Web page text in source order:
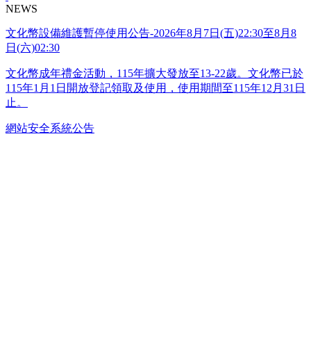
NEWS
文化幣設備維護暫停使用公告-2026年8月7日(五)22:30至8月8
日(六)02:30
文化幣成年禮金活動，115年擴大發放至13-22歲。文化幣已於
115年1月1日開放登記領取及使用，使用期間至115年12月31日
止。
網站安全系統公告